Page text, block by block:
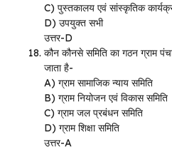
C) पुस्तकालय एवं सांस्कृतिक
D) उपयुक्त सभी
उत्तर-D
कौन कौनसे समिति का गठन ग्राम
जाता है-
A) ग्राम सामाजिक न्याय समिति
B) ग्राम नियोजन एवं विकास समिति
C) ग्राम जल प्रबंधन समिति
D) ग्राम शिक्षा समिति
उत्तर-A